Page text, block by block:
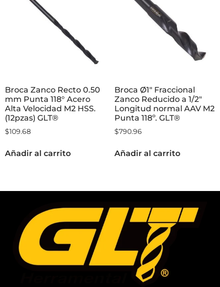
Broca Zanco Recto 0.50
mm Punta 118° Acero
Alta Velocidad M2 HSS.
(12pzas) GLT®
$109.68
Añadir al carrito
Broca Ø1″ Fraccional
Zanco Reducido a 1/2″
Longitud normal AAV M2
Punta 118º. GLT®
$790.96
Añadir al carrito